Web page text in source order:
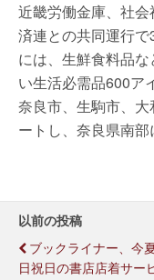
近畿労働金庫、社
済連との共同運行
には、生鮮食料品
い生活必需品600ア
奈良市、生駒市、
ートし、奈良県南部
以前の投稿
ブックライナー、今
日祝日の書店店着サー